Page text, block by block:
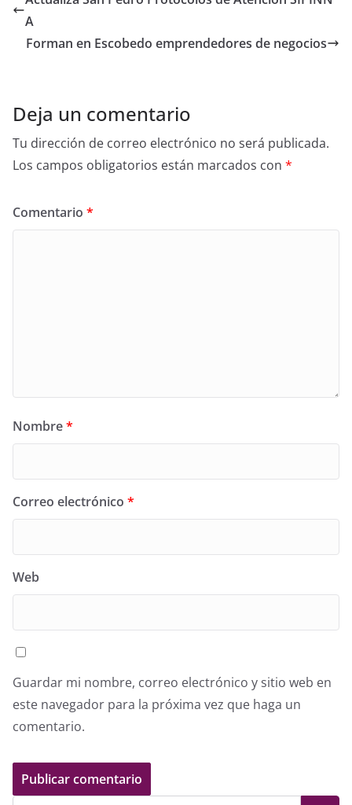
o
A
Forman en Escobedo emprendedores de negocios
Deja un comentario
Tu dirección de correo electrónico no será publicada.
Los campos obligatorios están marcados con *
Comentario *
Nombre*
Correo electrónico *
Web
Guardar mi nombre, correo electrónico y sitio web en
este navegador para la próxima vez que haga un
comentario.